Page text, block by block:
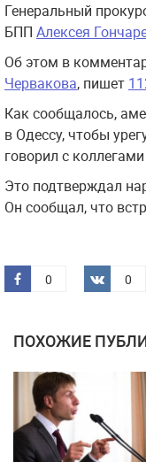
Генеральный
БПП Алексея
Об этом в
Червакова, пишет
Как сообщалось,
в Одессу, чтобы
говорил с
Это подтверждал
Он сообщал, что
0 0
ПОХОЖИЕ